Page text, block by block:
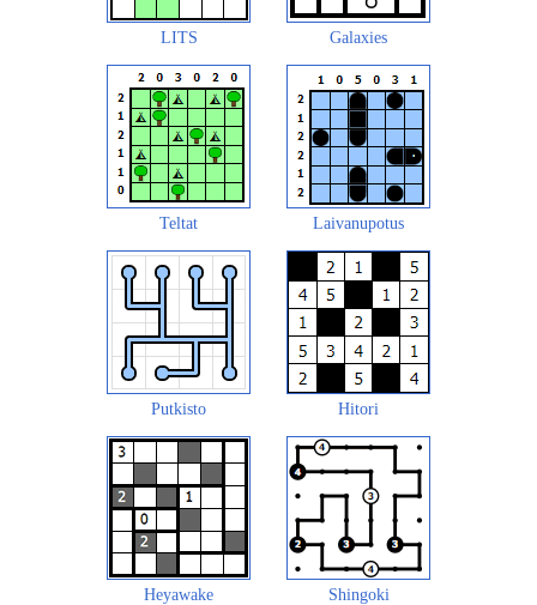
LITS Galaxies
Teltat Laivanupotus
Putkisto Hitori
Heyawake Shingoki